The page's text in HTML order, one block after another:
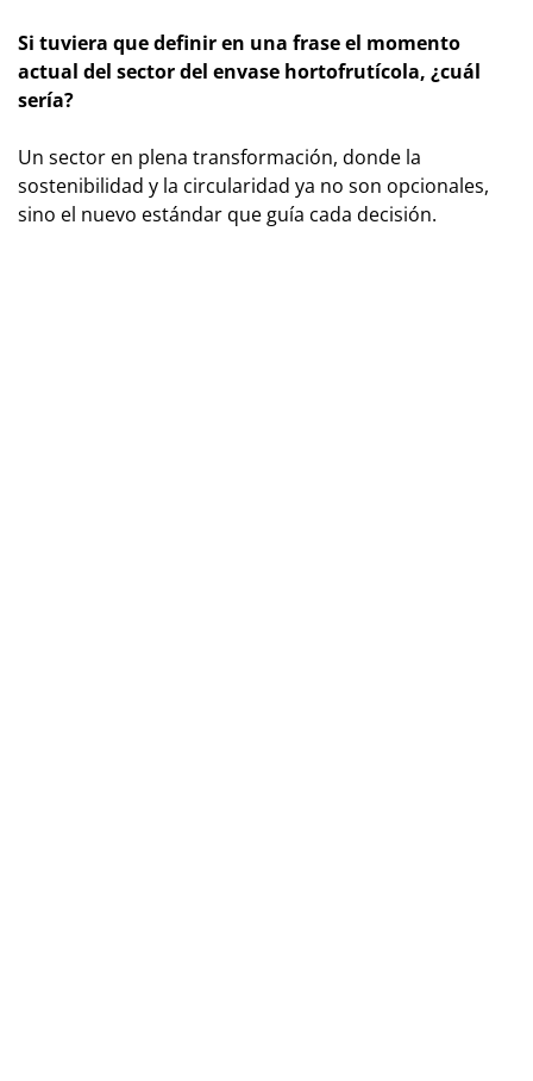
Si tuviera que definir en una frase el momento
actual del sector del envase hortofrutícola, ¿cuál
sería?
Un sector en plena transformación, donde la
sostenibilidad y la circularidad ya no son opcionales,
sino el nuevo estándar que guía cada decisión.